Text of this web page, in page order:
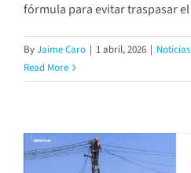
fórmula para evitar traspasar
ByJaime Caro | 1 abril, 2026 | Noticias
Read More